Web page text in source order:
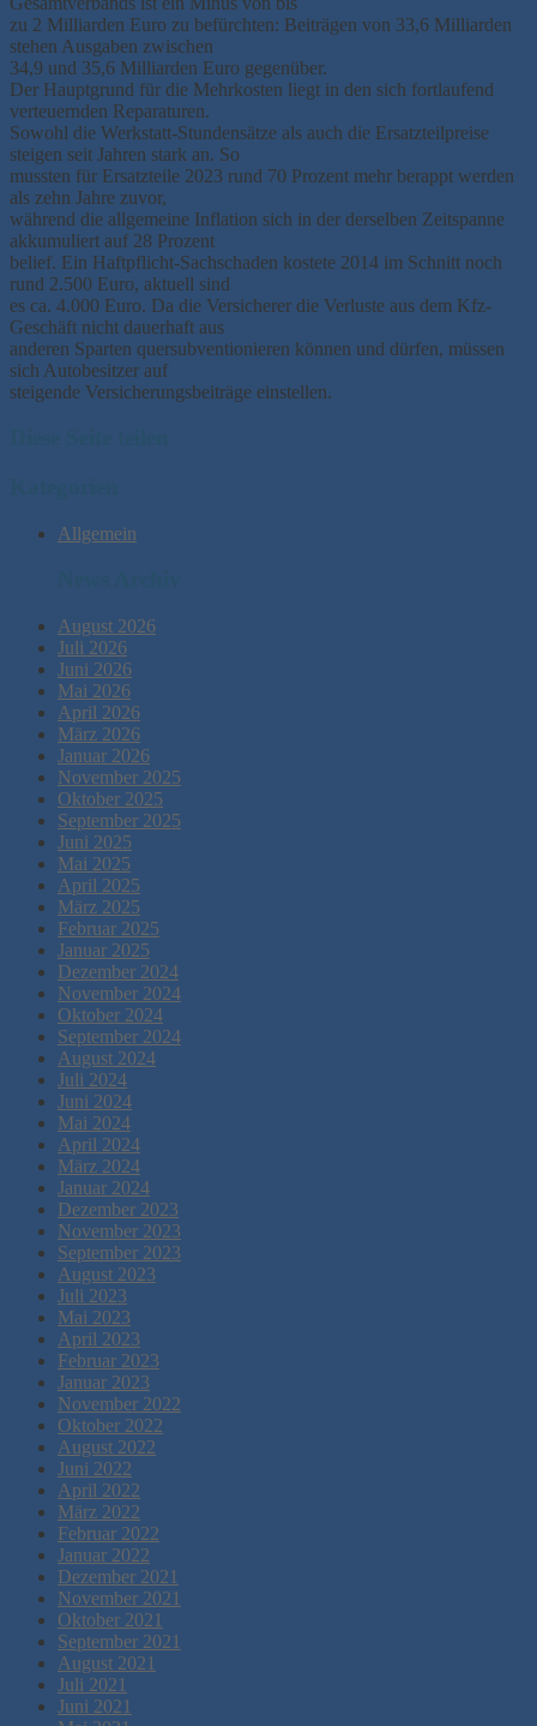
zu 2 Milliarden Euro zu befürchten: Beiträgen von 33,6 Milliarden
stehen Ausgaben zwischen
34,9 und 35,6 Milliarden Euro gegenüber.
Der Hauptgrund für die Mehrkosten liegt in den sich fortlaufend
verteuernden Reparaturen.
Sowohl die Werkstatt-Stundensätze als auch die Ersatzteilpreise
steigen seit Jahren stark an. So
mussten für Ersatzteile 2023 rund 70 Prozent mehr berappt werden
als zehn Jahre zuvor,
während die allgemeine Inflation sich in der derselben Zeitspanne
akkumuliert auf 28 Prozent
belief. Ein Haftpflicht-Sachschaden kostete 2014 im Schnitt noch
rund 2.500 Euro, aktuell sind
es ca. 4.000 Euro. Da die Versicherer die Verluste aus dem Kfz-
Geschäft nicht dauerhaft aus
anderen Sparten quersubventionieren können und dürfen, müssen
sich Autobesitzer auf
steigende Versicherungsbeiträge einstellen.
Allgemein
August 2026
Juli 2026
Juni 2026
Mai 2026
April 2026
März 2026
Januar 2026
November 2025
Oktober 2025
September 2025
Juni 2025
Mai 2025
April 2025
März 2025
Februar 2025
Januar 2025
Dezember 2024
November 2024
Oktober 2024
September 2024
August 2024
Juli 2024
Juni 2024
Mai 2024
April 2024
März 2024
Januar 2024
Dezember 2023
November 2023
September 2023
August 2023
Juli 2023
Mai 2023
April 2023
Februar 2023
Januar 2023
November 2022
Oktober 2022
August 2022
Juni 2022
April 2022
März 2022
Februar 2022
Januar 2022
Dezember 2021
November 2021
Oktober 2021
September 2021
August 2021
Juli 2021
Juni 2021